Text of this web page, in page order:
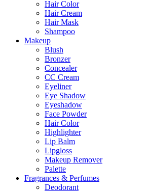
Hair Color
Hair Cream
Hair Mask
Shampoo
Makeup
Blush
Bronzer
Concealer
CC Cream
Eyeliner
Eye Shadow
Eyeshadow
Face Powder
Hair Color
Highlighter
Lip Balm
Lipgloss
Makeup Remover
Palette
Fragrances & Perfumes
Deodorant